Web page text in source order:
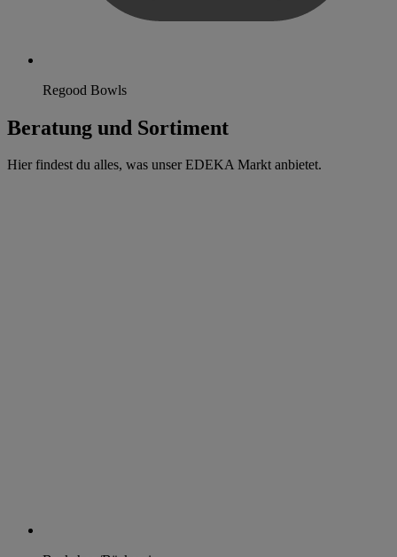
Regood Bowls
Beratung und Sortiment
Hier findest du alles, was unser EDEKA Markt anbietet.